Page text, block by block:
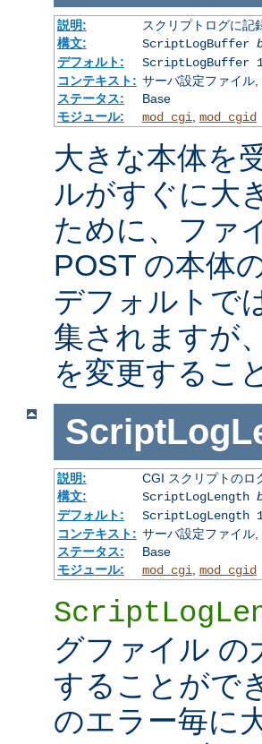
説明:
スクリプトログに記
構文:
ScriptLogBuffer
デフォルト:
ScriptLogBuffer
コンテキスト: サーバ設定ファイル,
ステータス:
Base
モジュール:
mod_cgi, mod_cgid
大きな本体を
ルがすぐに大
ために、ファ
POST の本体
デフォルトで
集されますが
を変更するこ
説明:
CGI スクリプトのロ
構文:
ScriptLogLength
デフォルト:
ScriptLogLength
コンテキスト: サーバ設定ファイル,
ステータス:
Base
モジュール:
mod_cgi mod_cgid
グファイル の
することがで
のエラー毎に